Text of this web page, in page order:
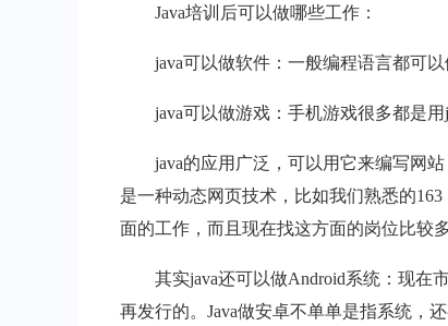
Java培训后可以做哪些工作：
java可以做软件：一般编程语言都可以做
java可以做游戏：手机游戏很多都是用
java的应用广泛，可以用它来编写网站：
是一种动态网页技术，比如我们熟悉的
面的工作，而且现在找这方面的岗位比较多
其实java还可以做Android系统：现在
再发行的。Java做安卓不单单是指系统，